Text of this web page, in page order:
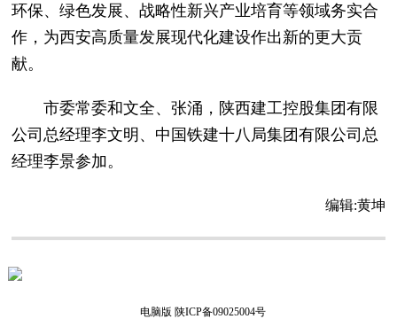
环保、绿色发展、战略性新兴产业培育等领域务实合
作，为西安高质量发展现代化建设作出新的更大贡
献。
市委常委和文全、张涌，陕西建工控股集团有限
公司总经理李文明、中国铁建十八局集团有限公司总
经理李景参加。
编辑:黄坤
电脑版 陕ICP备09025004号